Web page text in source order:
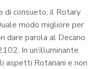
di consueto, il Rotary
modo migliore per
dare parola al Decano
In un’illuminante
aspetti Rotariani e non